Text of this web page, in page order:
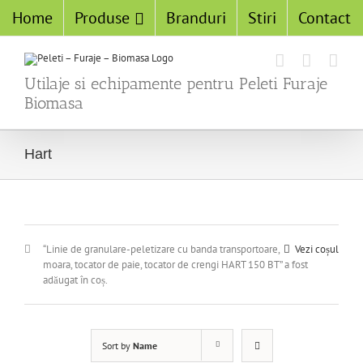
Home Produse Branduri Stiri Contact
Utilaje si echipamente pentru Peleti Furaje
Biomasa
Hart
Vezi coșul
“Linie de granulare-peletizare cu banda transportoare,
moara, tocator de paie, tocator de crengi HART 150 BT” a fost
adăugat în coș.
Sort by Name